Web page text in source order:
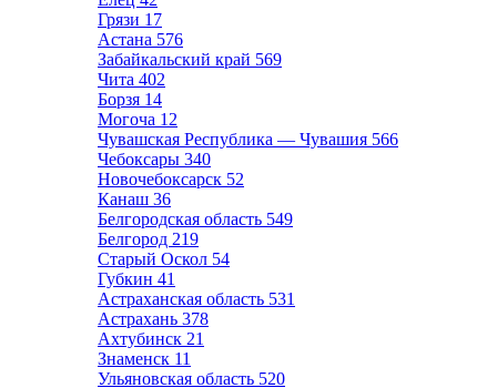
Грязи 17
Астана 576
Забайкальский край 569
Чита 402
Борзя 14
Могоча 12
Чувашская Республика — Чувашия 566
Чебоксары 340
Новочебоксарск 52
Канаш 36
Белгородская область 549
Белгород 219
Старый Оскол 54
Губкин 41
Астраханская область 531
Астрахань 378
Ахтубинск 21
Знаменск 11
Ульяновская область 520